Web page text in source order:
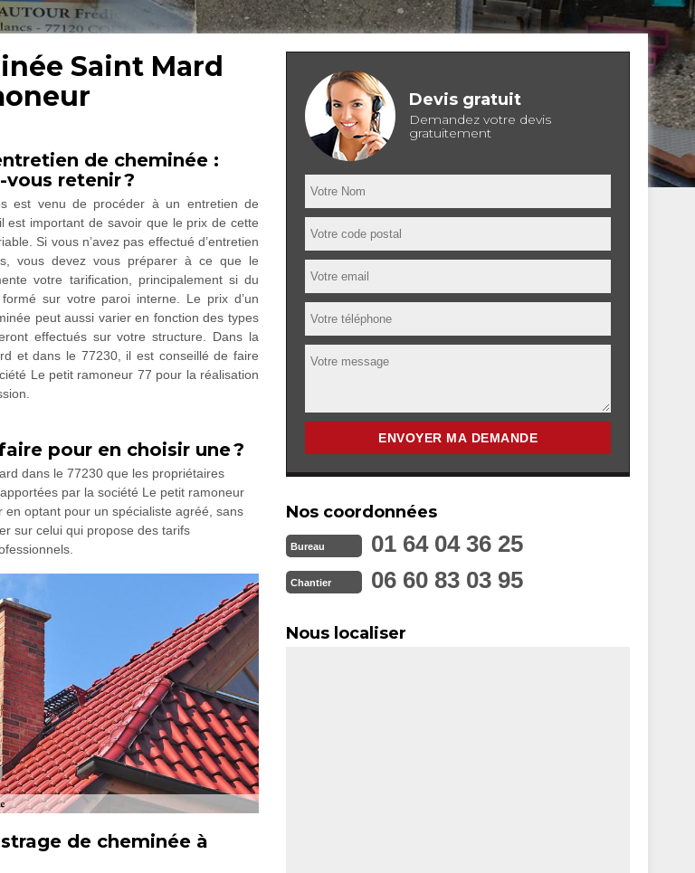
Saint Mard
de cheminée :
vous retenir ?
est venu de procéder à un entretien de
est important de savoir que le prix de cette
Si vous n’avez pas effectué d’entretien
vous devez vous préparer à ce que le
votre tarification, principalement si du
formé sur votre paroi interne. Le prix d’un
peut aussi varier en fonction des types
effectués sur votre structure. Dans la
et dans le 77230, il est conseillé de faire
Le petit ramoneur 77 pour la réalisation
pour en choisir une ?
dans le 77230 que les propriétaires
par la société Le petit ramoneur
optant pour un spécialiste agréé, sans
sur celui qui propose des tarifs
de cheminée à
Devis gratuit
Demandez votre devis
gratuitement
Nos coordonnées
Bureau 01 64 04 36 25
Chantier 06 60 83 03 95
Nous localiser